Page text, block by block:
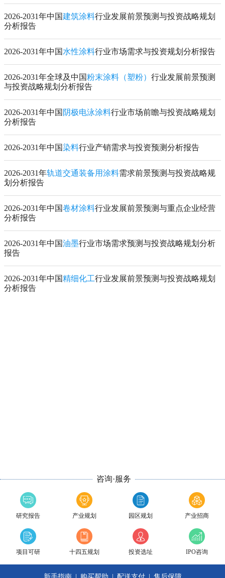
2026-2031年中国建筑涂料行业发展前景预测与投资战略规划
分析报告
2026-2031年中国 水性涂料行业市场需求与投资规划分析报告
2026-2031年全球及中国粉末涂料（塑粉） 行业发展前景预测
与投资战略规划分析报告
2026-2031年中国 阴极电泳涂料行业市场前瞻与投资战略规划
分析报告
2026-2031年中国染料行业产销需求与投资预测分析报告
2026-2031年轨道交通装备用涂料需求前景预测与投资战略规
划分析报告
2026-2031年中国卷材涂料行业发展前景预测与重点企业经营
分析报告
2026-2031年中国油墨行业市场需求预测与投资战略规划分析
报告
2026-2031年中国精细化工行业发展前景预测与投资战略规划
分析报告
咨询·服务
研究报告 产业规划 园区规划 产业招商
项目可研 十四五规划 投资选址 IPO咨询